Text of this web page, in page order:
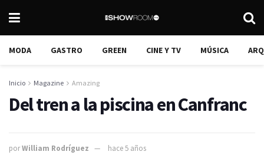
MODA GASTRO GREEN CINE Y TV MÚSICA
Inicio Magazine Amazing
Del tren a la piscina en Canfranc
porWilliam Rodríguez
hace 5 años